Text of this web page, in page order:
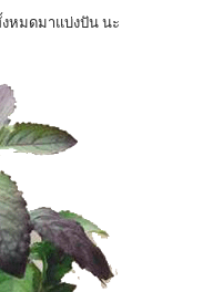
หมดมาแบ่งปัน นะ